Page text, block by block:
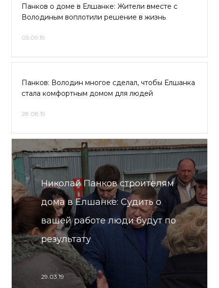
Панков о доме в Елшанке: Жители вместе с
Володиным воплотили решение в жизнь
05.09.19
Панков: Володин многое сделал, чтобы Елшанка
стала комфортным домом для людей
28.08.19
Николай Панков строителям
дома в Елшанке: Судить о
вашей работе люди будут по
результату
29.03.19